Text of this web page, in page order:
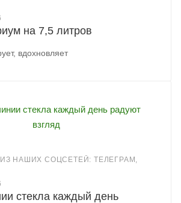
на 7,5 литров
вдохновляет
НАШИХ СОЦСЕТЕЙ: ТЕЛЕГРАМ,
стекла каждый день